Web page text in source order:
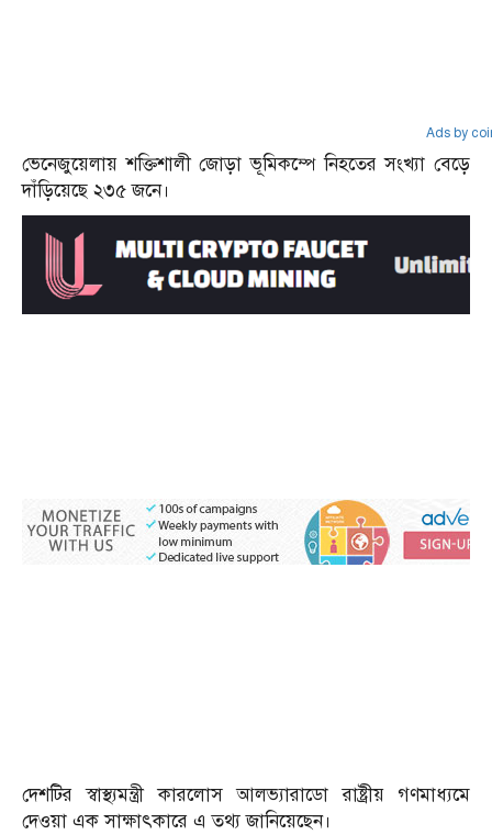
Ads by
ভেনেজুয়েলায় শক্তিশালী জোড়া ভূমিকম্পে নিহতের সংখ্যা বেড়ে
দাঁড়িয়েছে ২৩৫ জনে।
দেশটির স্বাস্থ্যমন্ত্রী কারলোস আলভ্যারাডো রাষ্ট্রীয় গণমাধ্যমে
দেওয়া এক সাক্ষাৎকারে এ তথ্য জানিয়েছেন।